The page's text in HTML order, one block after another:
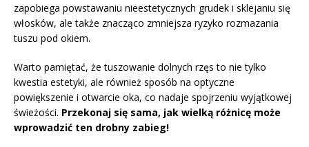
zapobiega powstawaniu nieestetycznych grudek i sklejaniu się
włosków, ale także znacząco zmniejsza ryzyko rozmazania
tuszu pod okiem.
Warto pamiętać, że tuszowanie dolnych rzęs to nie tylko
kwestia estetyki, ale również sposób na optyczne
powiększenie i otwarcie oka, co nadaje spojrzeniu wyjątkowej
świeżości. Przekonaj się sama, jak wielką różnicę może
wprowadzić ten drobny zabieg!